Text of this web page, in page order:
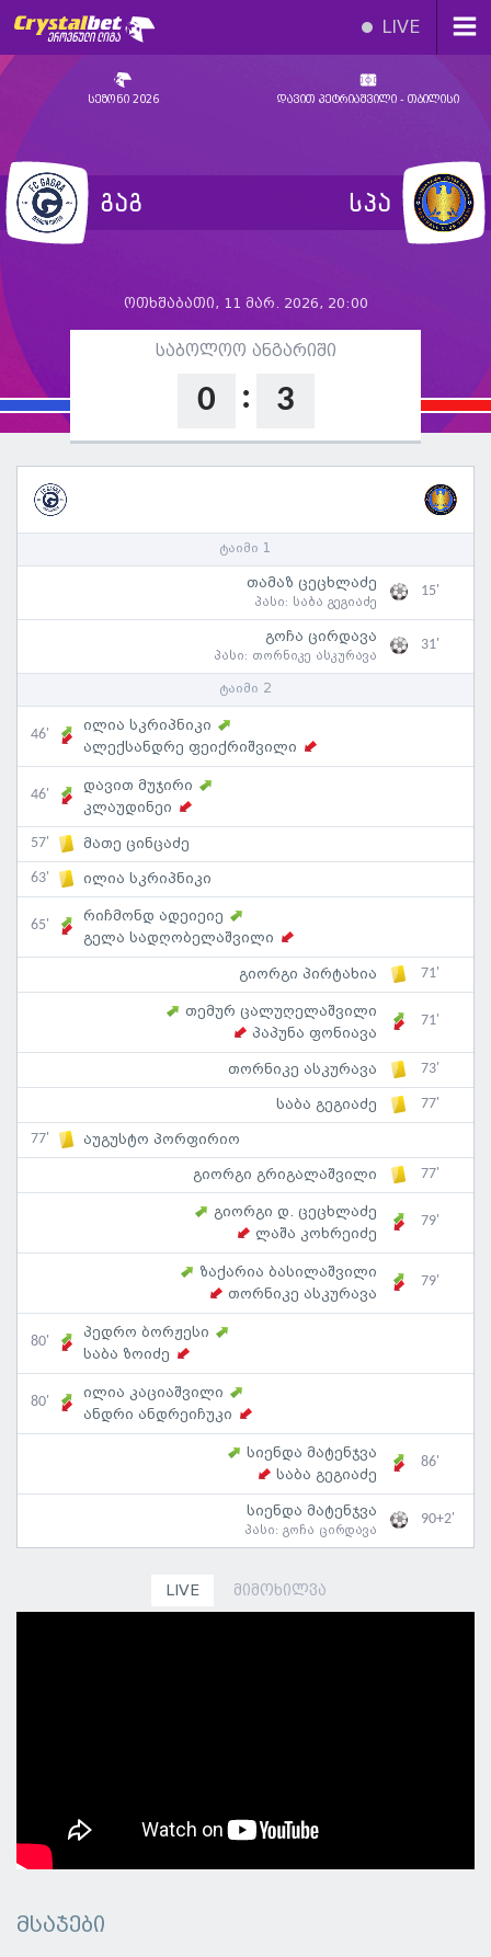
LIVE
სეზონი 2026 დავით პეტრიაშვილი - თბილისი
გაგ სპა
ოთხშაბათი, 11 მარ. 2026, 20:00
საბოლოო ანგარიში
0 : 3
ტაიმი 1
თამაზ ცეცხლაძე
პასი: საბა გეგიაძე
15'
გოჩა ცირდავა
პასი: თორნიკე ასკურავა
31'
ტაიმი 2
46'
ილია სკრიპნიკი
ალექსანდრე ფეიქრიშვილი
46'
დავით მუჯირი
კლაუდინეი
57' მათე ცინცაძე
63' ილია სკრიპნიკი
65'
რიჩმონდ ადეიეიე
გელა სადღობელაშვილი
გიორგი პირტახია 71'
თემურ ცალუღელაშვილი
პაპუნა ფონიავა
71'
თორნიკე ასკურავა 73'
საბა გეგიაძე 77'
77' აუგუსტო პორფირიო
გიორგი გრიგალაშვილი 77'
გიორგი დ. ცეცხლაძე
ლაშა კოხრეიძე
79'
ზაქარია ბასილაშვილი
თორნიკე ასკურავა
79'
80'
პედრო ბორჟესი
საბა ზოიძე
80'
ილია კაციაშვილი
ანდრი ანდრეიჩუკი
სიენდა მატენჯვა
საბა გეგიაძე
86'
სიენდა მატენჯვა
პასი: გოჩა ცირდავა
90+2'
LIVE მიმოხილვა
მსაჯები